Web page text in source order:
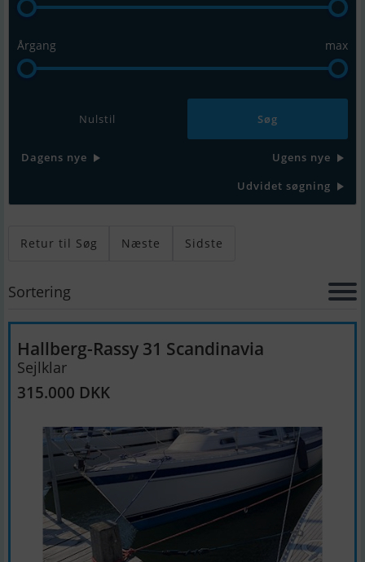
Årgang max
Nulstil
Dagens nye
Ugens nye
Udvidet søgning
Retur til Søg Næste Sidste
Sortering
Hallberg-Rassy 31 Scandinavia
Sejlklar
315.000 DKK